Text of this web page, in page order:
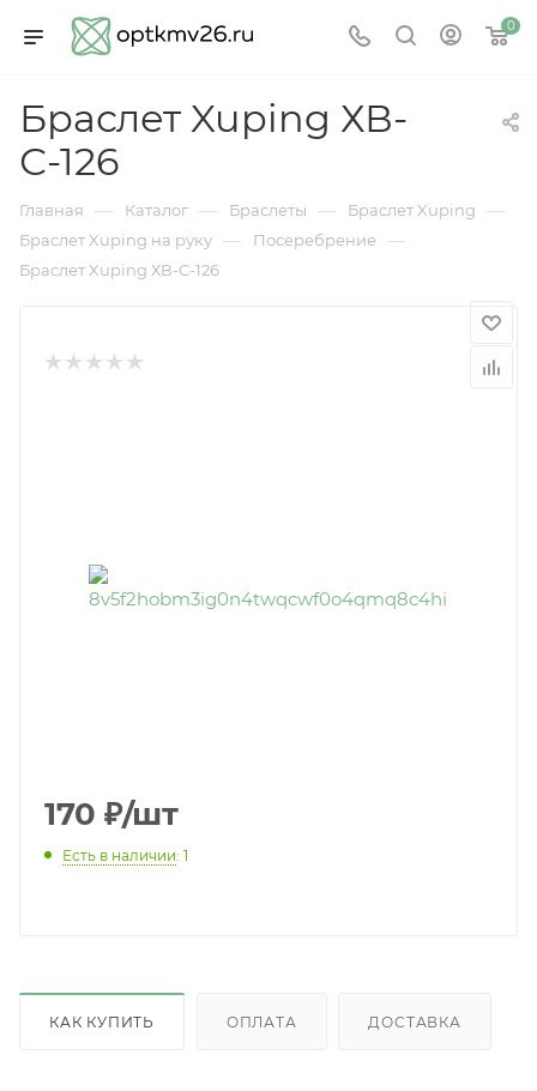
0
Браслет Xuping ХВ-
С-126
Главная — Каталог — Браслеты — Браслет Xuping —
Браслет Xuping на руку — Посеребрение —
Браслет Xuping ХВ-С-126
170 ₽/шт
Есть в наличии: 1
КАК КУПИТЬ ОПЛАТА ДОСТАВКА